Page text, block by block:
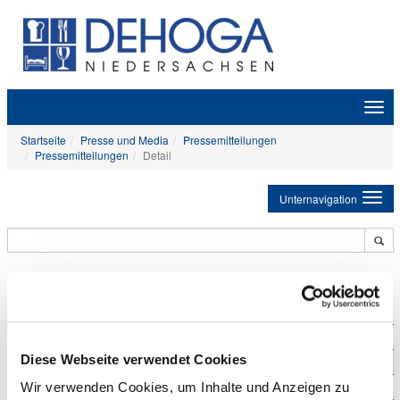
Diese Webseite verwendet Cookies
Wir verwenden Cookies, um Inhalte und Anzeigen zu
Startseite
Presse und Media
Pressemitteilungen
Pressemitteilungen
Detail
Unternavigation
Pressemitteilungen
Foto-Service